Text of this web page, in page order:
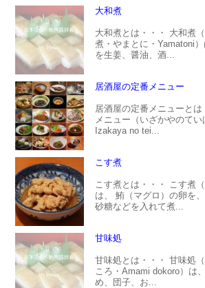
大和煮
大和煮とは・・・ 大和煮
煮・やまとに・Yamatoni
を生姜、醤油、酒...
居酒屋の定番メニュー
居酒屋の定番メニューと
メニュー（いざかやのてい
Izakaya no tei...
こす煮
こす煮とは・・・ こす煮
は、 鮪（マグロ）の卵を
砂糖などを入れて煮...
甘味処
甘味処とは・・・ 甘味処
ころ・Amami dokoro）は
め、団子、お...